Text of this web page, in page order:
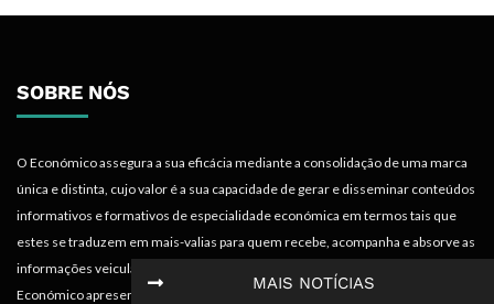
MAIS NOTÍCIAS
SOBRE NÓS
O Económico assegura a sua eficácia mediante a consolidação de uma marca
única e distinta, cujo valor é a sua capacidade de gerar e disseminar conteúdos
informativos e formativos de especialidade económica em termos tais que
estes se traduzem em mais-valias para quem recebe, acompanha e absorve as
informações veiculadas nos diferentes meios do projecto. Portanto, o
Económico apresenta valências importantes para os objectivos institucionais e